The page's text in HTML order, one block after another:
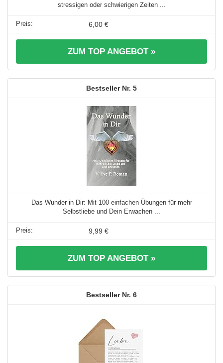
stressigen oder schwierigen Zeiten ...
6,00 €
ZUM TOP ANGEBOT »
5
Das Wunder in Dir: Mit 100 einfachen Übungen für mehr
Selbstliebe und Dein Erwachen ...
9,99 €
ZUM TOP ANGEBOT »
6